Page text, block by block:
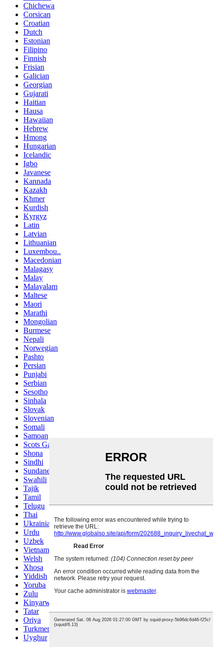
Chichewa
Corsican
Croatian
Dutch
Estonian
Filipino
Finnish
Frisian
Galician
Georgian
Gujarati
Haitian
Hausa
Hawaiian
Hebrew
Hmong
Hungarian
Icelandic
Igbo
Javanese
Kannada
Kazakh
Khmer
Kurdish
Kyrgyz
Latin
Latvian
Lithuanian
Luxembou..
Macedonian
Malagasy
Malay
Malayalam
Maltese
Maori
Marathi
Mongolian
Burmese
Nepali
Norwegian
Pashto
Persian
Punjabi
Serbian
Sesotho
Sinhala
Slovak
Slovenian
Somali
Samoan
Scots Gaelic
Shona
Sindhi
Sundanese
Swahili
Tajik
Tamil
Telugu
Thai
Ukrainian
Urdu
Uzbek
Vietnamese
Welsh
Xhosa
Yiddish
Yoruba
Zulu
Kinyarwanda
Tatar
Oriya
Turkmen
Uyghur